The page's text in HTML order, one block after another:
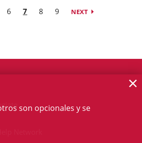
6 7 8 9 NEXT
son opcionales y se
×